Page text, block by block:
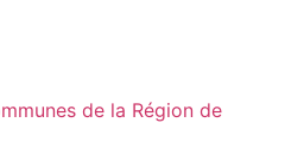
de la Région de